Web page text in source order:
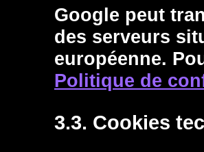
Google peut
des serveurs
européenne.
Politique de
3.3. Cookies